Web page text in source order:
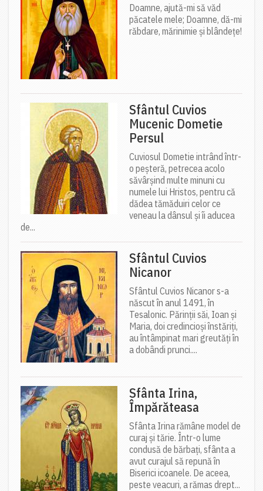
Doamne, ajută-mi să văd
păcatele mele; Doamne, dă-mi
răbdare, mărinimie şi blândeţe!
Sfântul Cuvios
Mucenic Dometie
Persul
Cuviosul Dometie intrând într-
o peșteră, petrecea acolo
săvârșind multe minuni cu
numele lui Hristos, pentru că
dădea tămăduiri celor ce
veneau la dânsul și îi aducea
de...
Sfântul Cuvios
Nicanor
Sfântul Cuvios Nicanor s-a
născut în anul 1491, în
Tesalonic. Părinții săi, Ioan și
Maria, doi credincioși înstăriți,
au întâmpinat mari greutăți în
a dobândi prunci....
Sfânta Irina,
Împărăteasa
Sfânta Irina rămâne model de
curaj și tărie. Într-o lume
condusă de bărbați, sfânta a
avut curajul să repună în
Biserici icoanele. De aceea,
peste veacuri, a rămas drept...